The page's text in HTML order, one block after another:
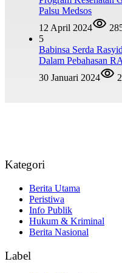
Palsu Medsos
12 April 2024
5
Babinsa Serda
Dalam Pebahasan
30 Januari 2024
Kategori
Berita Utama
Peristiwa
Info Publik
Hukum & Kriminal
Berita Nasional
Label